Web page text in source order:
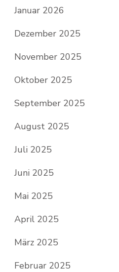
Januar 2026
Dezember 2025
November 2025
Oktober 2025
September 2025
August 2025
Juli 2025
Juni 2025
Mai 2025
April 2025
März 2025
Februar 2025